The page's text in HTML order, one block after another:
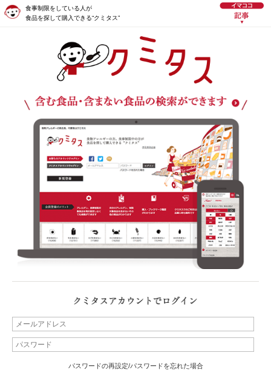
食事制限をしている人が
食品を探して購入できる“クミタス”
パスワードの再設定/パスワードを忘れた場合